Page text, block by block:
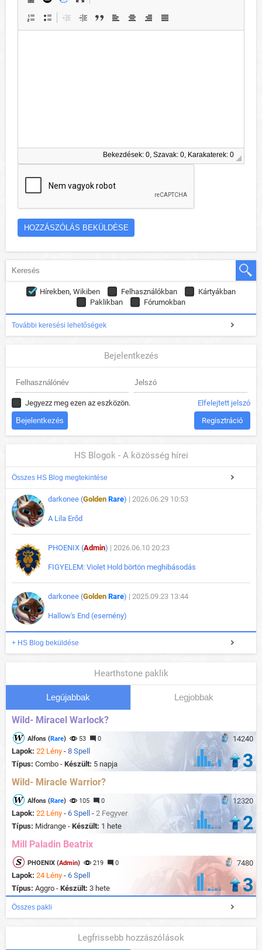
Bekezdések: 0, Szavak: 0, Karakaterek: 0
Hírekben, Wikiben Felhasználókban
Kártyákban
Paklikban
Fórumokban
További keresési lehetőségek
Bejelentkezés
Jegyezz meg ezen az eszközön. Elfelejtett jelszó
Regisztráció
HS Blogok - A közösség hírei
Összes HS Blog megtekintése
darkonee (Golden Rare) | 2026.06.29 10:53
A Lila Erőd
PHOENIX (Admin) | 2026.06.10 20:23
FIGYELEM: Violet Hold börtön meghibásodás
darkonee (Golden Rare) | 2025.09.23 13:44
Hallow's End (esemény)
+ HS Blog beküldése
Hearthstone paklik
Legújabbak Legjobbak
Wild- Miracel Warlock?
14240
Alfons (Rare) 53 0
Lapok: 22 Lény - 8 Spell
Típus: Combo - Készült: 5 napja 3
Wild- Miracle Warrior?
12320
Alfons (Rare) 105 0
Lapok: 22 Lény - 6 Spell - 2 Fegyver
Típus: Midrange - Készült: 1 hete 2
Mill Paladin Beatrix
7480
PHOENIX (Admin) 219 0
Lapok: 24 Lény - 6 Spell
Típus: Aggro - Készült: 3 hete 3
Összes pakli
Legfrissebb hozzászólások